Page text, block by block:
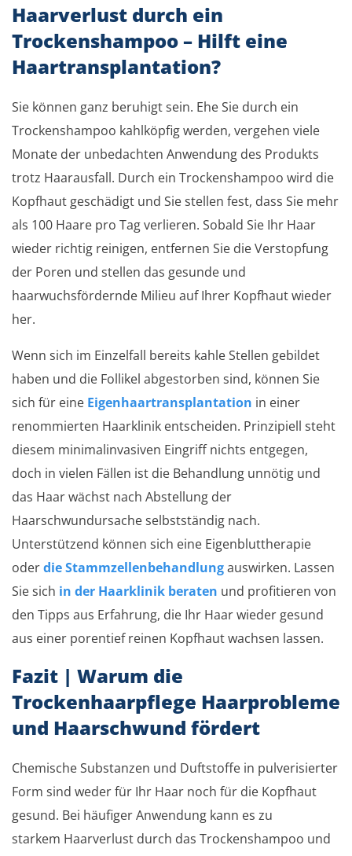
Haarverlust durch ein
Trockenshampoo – Hilft eine
Haartransplantation?
Sie können ganz beruhigt sein. Ehe Sie durch ein
Trockenshampoo kahlköpfig werden, vergehen viele
Monate der unbedachten Anwendung des Produkts
trotz Haarausfall. Durch ein Trockenshampoo wird die
Kopfhaut geschädigt und Sie stellen fest, dass Sie mehr
als 100 Haare pro Tag verlieren. Sobald Sie Ihr Haar
wieder richtig reinigen, entfernen Sie die Verstopfung
der Poren und stellen das gesunde und
haarwuchsfördernde Milieu auf Ihrer Kopfhaut wieder
her.
Wenn sich im Einzelfall bereits kahle Stellen gebildet
haben und die Follikel abgestorben sind, können Sie
sich für eine Eigenhaartransplantation in einer
renommierten Haarklinik entscheiden. Prinzipiell steht
diesem minimalinvasiven Eingriff nichts entgegen,
doch in vielen Fällen ist die Behandlung unnötig und
das Haar wächst nach Abstellung der
Haarschwundursache selbstständig nach.
Unterstützend können sich eine Eigenbluttherapie
oderdie Stammzellenbehandlungauswirken. Lassen
Sie sich in der Haarklinik beraten und profitieren von
den Tipps aus Erfahrung, die Ihr Haar wieder gesund
aus einer porentief reinen Kopfhaut wachsen lassen.
Fazit | Warum die
Trockenhaarpflege Haarprobleme
und Haarschwund fördert
Chemische Substanzen und Duftstoffe in pulverisierter
Form sind weder für Ihr Haar noch für die Kopfhaut
gesund. Bei häufiger Anwendung kann es zu
starkem Haarverlust durch das Trockenshampoo und